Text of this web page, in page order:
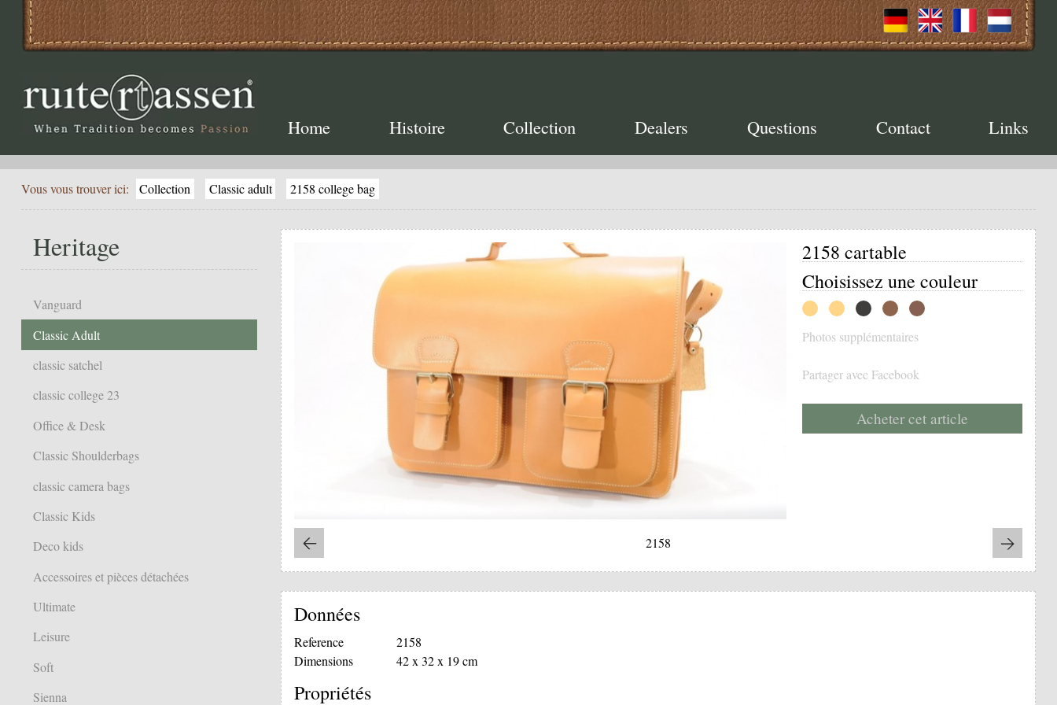
Home Histoire Collection Dealers Questions Contact Links
Vous vous trouver ici: Collection Classic adult 2158 college bag
Heritage
Vanguard
Classic Adult
classic satchel
classic college 23
Office & Desk
Classic Shoulderbags
classic camera bags
Classic Kids
Deco kids
Accessoires et pièces détachées
Ultimate
Leisure
Soft
Sienna
2158 cartable
Choisissez une couleur
Photos supplémentaires
Partager avec Facebook
Acheter cet article
2158
Données
Reference
2158
Dimensions
42 x 32 x 19 cm
Propriétés